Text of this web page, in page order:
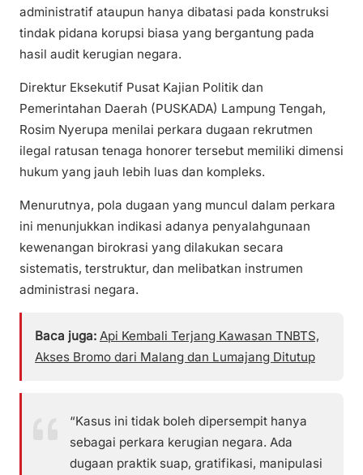
administratif ataupun hanya dibatasi pada konstruksi
tindak pidana korupsi biasa yang bergantung pada
hasil audit kerugian negara.
Direktur Eksekutif Pusat Kajian Politik dan
Pemerintahan Daerah (PUSKADA) Lampung Tengah,
Rosim Nyerupa menilai perkara dugaan rekrutmen
ilegal ratusan tenaga honorer tersebut memiliki dimensi
hukum yang jauh lebih luas dan kompleks.
Menurutnya, pola dugaan yang muncul dalam perkara
ini menunjukkan indikasi adanya penyalahgunaan
kewenangan birokrasi yang dilakukan secara
sistematis, terstruktur, dan melibatkan instrumen
administrasi negara.
Baca juga: Api Kembali Terjang Kawasan TNBTS,
Akses Bromo dari Malang dan Lumajang Ditutup
“Kasus ini tidak boleh dipersempit hanya
sebagai perkara kerugian negara. Ada
dugaan praktik suap, gratifikasi, manipulasi